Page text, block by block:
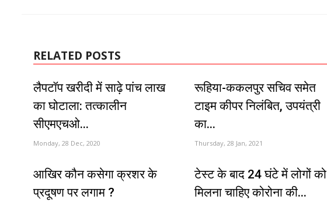
RELATED POSTS
लैपटॉप खरीदी में साढ़े पांच लाख
का घोटाला: तत्कालीन
सीएमएचओ...
Monday, 28 Dec, 2020
रूहिया-ककलपुर सचिव समेत
टाइम कीपर निलंबित, उपयंत्री
का...
Thursday, 28 Jan, 2021
आखिर कौन कसेगा क्रशर के
प्रदूषण पर लगाम ?
टेस्ट के बाद 24 घंटे में लोगों को
मिलना चाहिए कोरोना की...